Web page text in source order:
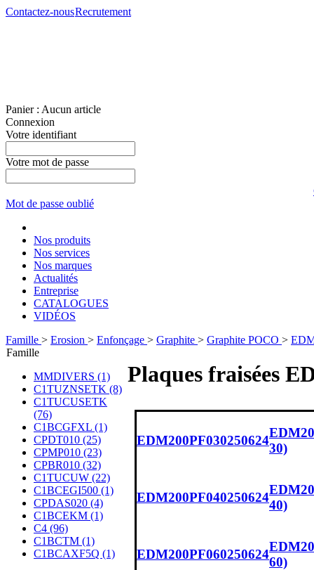
Contactez-nousRecrutement
Panier : Aucun article
Connexion
Votre identifiant
Votre mot de passe
Mot de passe oublié
Nos produits
Nos services
Nos marques
Actualités
Entreprise
CATALOGUES
VIDÉOS
Famille > Erosion > Enfonçage > Graphite > Graphite POCO >
Famille
MMDIVERS (1)
C1TUZNSETK (8)
C1TUCUSETK
(76)
C1BCGFXL (1)
CPDT010 (25)
CPMP010 (23)
CPBR010 (32)
C1TUCUW (22)
C1BCEGI500 (1)
CPDAS020 (4)
C1BCEKM (1)
C4 (96)
C1BCTM (1)
C1BCAXF5Q (1)
Plaques fraisées
EDM200PF030250624
30)
EDM200PF040250624
40)
EDM200PF060250624
60)